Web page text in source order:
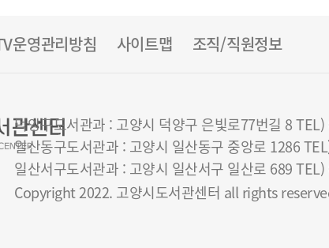
운영관리방침 사이트맵 조직/직원정보
덕양구도서관과 : 고양시 덕양구 은빛로77번길 8
일산동구도서관과 : 고양시 일산동구 중앙로 1286
일산서구도서관과 : 고양시 일산서구 일산로 689
Copyright 2022. 고양시도서관센터 all rights